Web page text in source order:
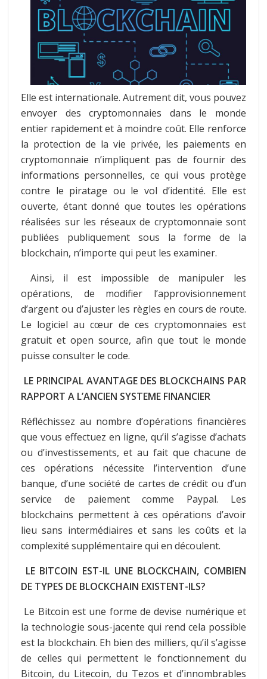
Elle est internationale. Autrement dit, vous pouvez
envoyer des cryptomonnaies dans le monde
entier rapidement et à moindre coût. Elle renforce
la protection de la vie privée, les paiements en
cryptomonnaie n’impliquent pas de fournir des
informations personnelles, ce qui vous protège
contre le piratage ou le vol d’identité. Elle est
ouverte, étant donné que toutes les opérations
réalisées sur les réseaux de cryptomonnaie sont
publiées publiquement sous la forme de la
blockchain, n’importe qui peut les examiner.
Ainsi, il est impossible de manipuler les
opérations, de modifier l’approvisionnement
d’argent ou d’ajuster les règles en cours de route.
Le logiciel au cœur de ces cryptomonnaies est
gratuit et open source, afin que tout le monde
puisse consulter le code.
LE PRINCIPAL AVANTAGE DES BLOCKCHAINS PAR
RAPPORT A L’ANCIEN SYSTEME FINANCIER
Réfléchissez au nombre d’opérations financières
que vous effectuez en ligne, qu’il s’agisse d’achats
ou d’investissements, et au fait que chacune de
ces opérations nécessite l’intervention d’une
banque, d’une société de cartes de crédit ou d’un
service de paiement comme Paypal. Les
blockchains permettent à ces opérations d’avoir
lieu sans intermédiaires et sans les coûts et la
complexité supplémentaire qui en découlent.
LE BITCOIN EST-IL UNE BLOCKCHAIN, COMBIEN
DE TYPES DE BLOCKCHAIN EXISTENT-ILS?
Le Bitcoin est une forme de devise numérique et
la technologie sous-jacente qui rend cela possible
est la blockchain. Eh bien des milliers, qu’il s’agisse
de celles qui permettent le fonctionnement du
Bitcoin, du Litecoin, du Tezos et d’innombrables